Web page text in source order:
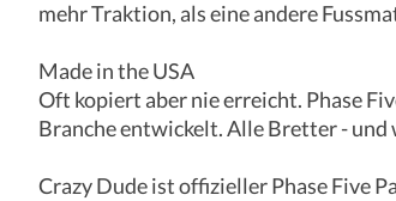
mehr Traktion, als eine andere
Made in the USA
Oft kopiert aber nie erreicht. Phase
Branche entwickelt. Alle Bretter -
Crazy Dude ist offizieller Phase Five